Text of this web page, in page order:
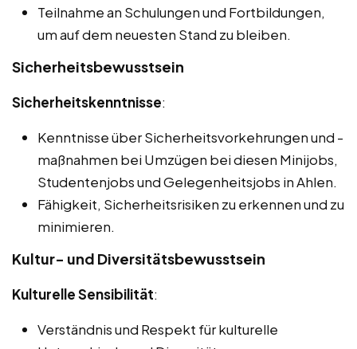
Teilnahme an Schulungen und Fortbildungen,
um auf dem neuesten Stand zu bleiben.
Sicherheitsbewusstsein
Sicherheitskenntnisse:
Kenntnisse über Sicherheitsvorkehrungen und -
maßnahmen bei Umzügen bei diesen Minijobs,
Studentenjobs und Gelegenheitsjobs in Ahlen.
Fähigkeit, Sicherheitsrisiken zu erkennen und zu
minimieren.
Kultur- und Diversitätsbewusstsein
Kulturelle Sensibilität:
Verständnis und Respekt für kulturelle